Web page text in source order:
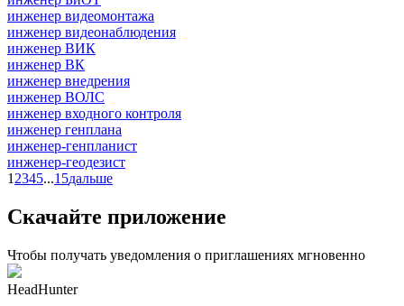
инженер видеомонтажа
инженер видеонаблюдения
инженер ВИК
инженер ВК
инженер внедрения
инженер ВОЛС
инженер входного контроля
инженер генплана
инженер-генпланист
инженер-геодезист
1 2345...15дальше
Скачайте приложение
Чтобы получать уведомления о приглашениях мгновенно
HeadHunter